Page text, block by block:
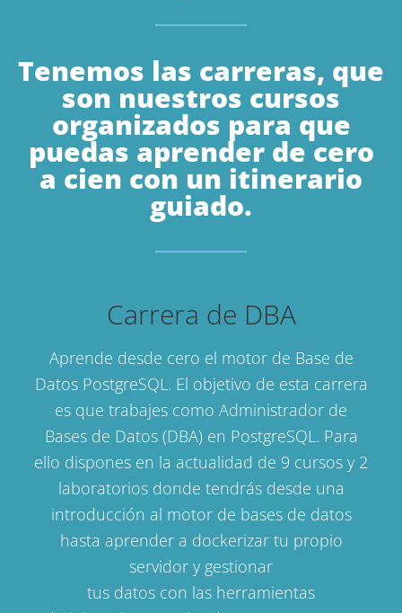
Tenemos las carreras, que
son nuestros cursos
organizados para que
puedas aprender de cero
a cien con un itinerario
guiado.
Carrera de DBA
Aprende desde cero el motor de Base de
Datos PostgreSQL. El objetivo de esta carrera
es que trabajes como Administrador de
Bases de Datos (DBA) en PostgreSQL. Para
ello dispones en la actualidad de 9 cursos y 2
laboratorios donde tendrás desde una
introducción al motor de bases de datos
hasta aprender a dockerizar tu propio
servidor y gestionar
tus datos con las herramientas